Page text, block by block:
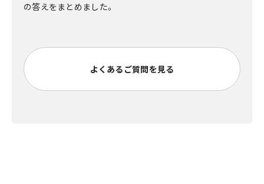
の答えをまとめました。
よくあるご質問を見る